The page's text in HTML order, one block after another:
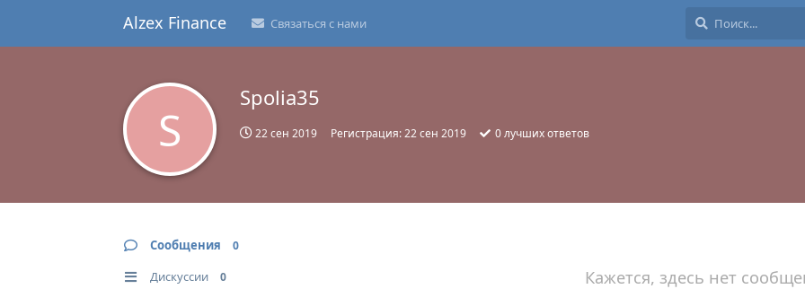
Alzex Finance Связаться с нами
S
Spolia35
22 сен 2019 Регистрация:22 сен 2019 0лучших ответов
Сообщения 0
Дискуссии 0 Кажется, здесь нет